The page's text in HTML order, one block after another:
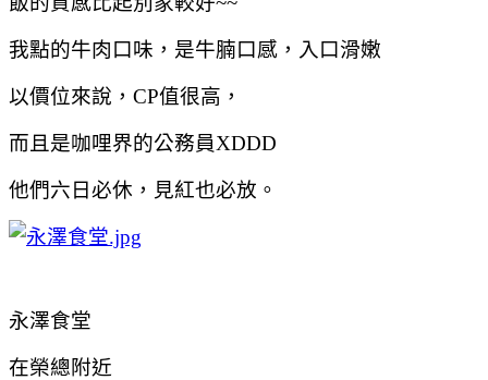
我點的牛肉口味，是牛腩口感，入口滑嫩
以價位來說，CP值很高，
而且是咖哩界的公務員XDDD
他們六日必休，見紅也必放。
永澤食堂
在榮總附近